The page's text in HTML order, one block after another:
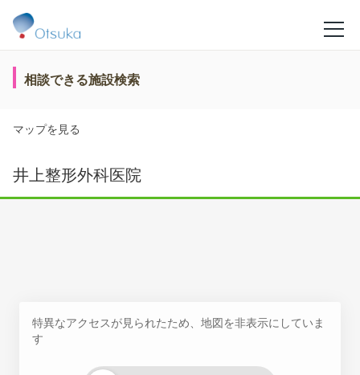
相談できる施設検索
マップを見る
井上整形外科医院
特異なアクセスが見られたため、地図を非表示にしていま
す